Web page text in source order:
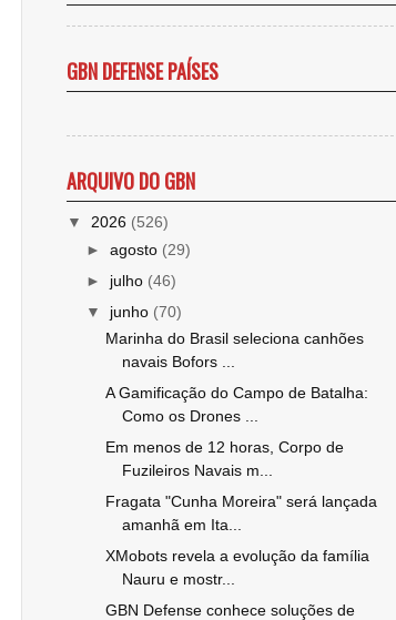
GBN DEFENSE PAÍSES
ARQUIVO DO GBN
▼ 2026 (526)
► agosto (29)
► julho (46)
▼ junho (70)
Marinha do Brasil seleciona canhões
navais Bofors ...
A Gamificação do Campo de Batalha:
Como os Drones ...
Em menos de 12 horas, Corpo de
Fuzileiros Navais m...
Fragata "Cunha Moreira" será lançada
amanhã em Ita...
XMobots revela a evolução da família
Nauru e mostr...
GBN Defense conhece soluções de